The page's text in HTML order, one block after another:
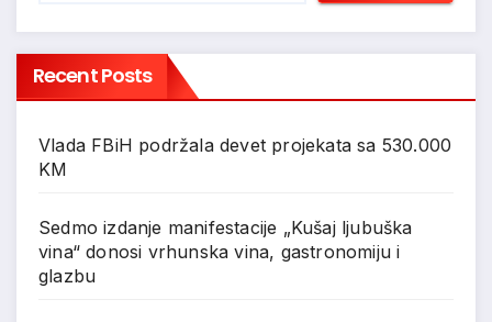
Recent Posts
Vlada FBiH podržala devet projekata sa 530.000
KM
Sedmo izdanje manifestacije „Kušaj ljubuška
vina“ donosi vrhunska vina, gastronomiju i
glazbu